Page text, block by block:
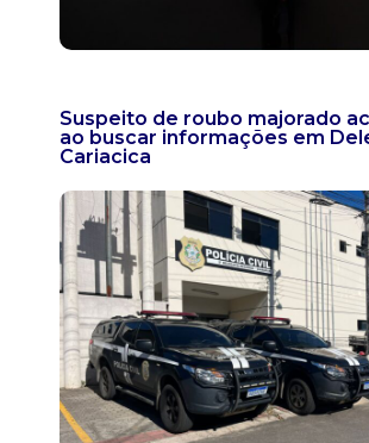
Suspeito de roubo majorado
ao buscar informações em
Cariacica